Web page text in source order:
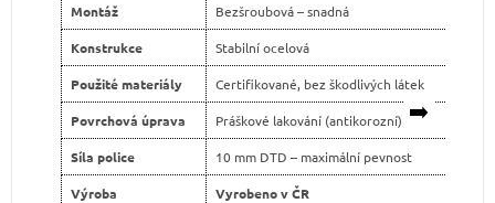
➡️
Montáž Bezšroubová – snadná
Konstrukce Stabilní ocelová
Použité materiály Certifikované, bez škodlivých látek
Povrchová úprava Práškové lakování (antikorozní)
Síla police 10 mm DTD – maximální pevnost
Výroba Vyrobeno v ČR